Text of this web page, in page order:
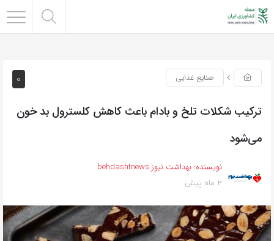
0 صنایع غذایی
ترکیب شکلات تلخ و بادام باعث کاهش کلسترول بد خون
می‌شود
نویسنده: بهداشت نیوز behdashtnews
2 ماه پیش